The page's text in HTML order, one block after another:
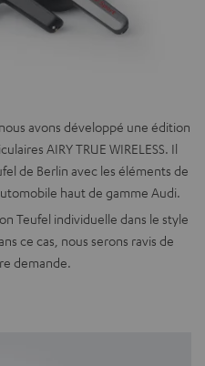
avons développé une édition
AIRY TRUE WIRELESS. Il
de Berlin avec les éléments de
haut de gamme Audi.
Teufel individuelle dans le style
ce cas, nous serons ravis de
demande.